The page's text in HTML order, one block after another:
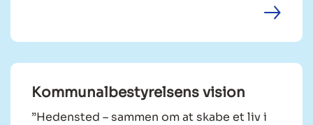
Kommunalbestyrelsens vision
”Hedensted – sammen om at skabe et liv i